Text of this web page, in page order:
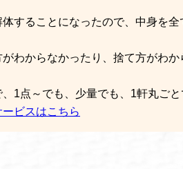
することになったので、中身を
わからなかったり、捨て方がわ
1点～でも、少量でも、1軒丸ご
ビスはこちら